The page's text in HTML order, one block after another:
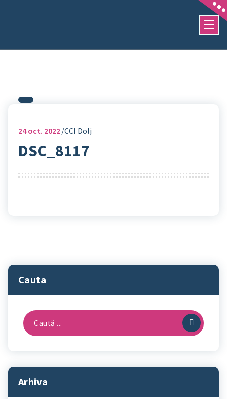
24oct. 2022 CCI Dolj
DSC_8117
Cauta
Caută
după:
Arhiva